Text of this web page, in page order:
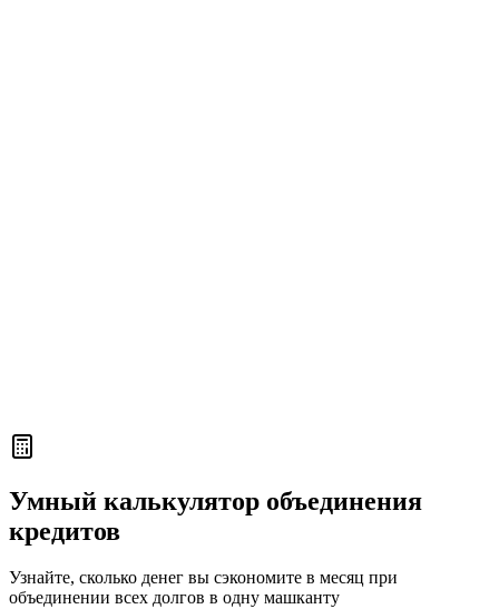
Умный калькулятор объединения
кредитов
Узнайте, сколько денег вы сэкономите в месяц при
объединении всех долгов в одну машканту